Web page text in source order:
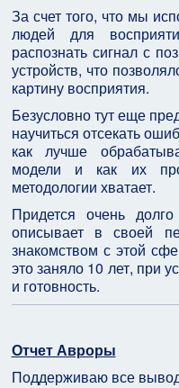
За счет того, что мы
людей для
распознать сигнал с
устройств, что
картину восприятия.
Безусловно тут еще
научиться отсекать
как лучше
модели и как их
методологии хватает.
Придется очень
описывает в своей
знакомством с этой
это заняло 10 лет, при
и готовность.
Отчет Авроры
Поддерживаю все